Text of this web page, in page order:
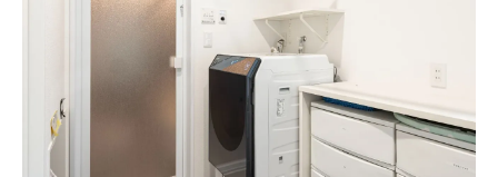
題点
一級建築士が提案する改善策と実践ポイン
ト
失敗事例から学ぶ家事動線設計の注意点